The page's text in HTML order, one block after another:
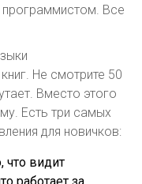
Все
Не смотрите 50
Вместо этого
Есть три самых
для новичков:
что видит